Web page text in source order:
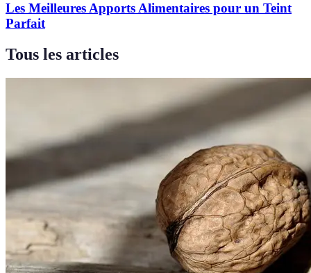
Les Meilleures Apports Alimentaires pour un Teint
Parfait
Tous les articles